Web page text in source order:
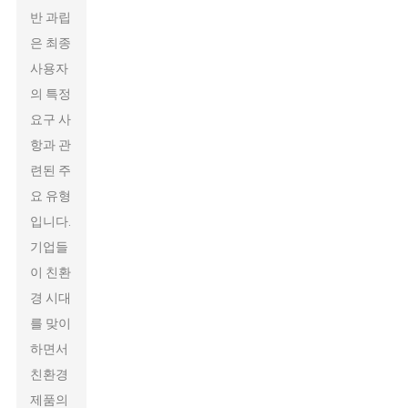
반 과립
은 최종
사용자
의 특정
요구 사
항과 관
련된 주
요 유형
입니다.
기업들
이 친환
경 시대
를 맞이
하면서
친환경
제품의